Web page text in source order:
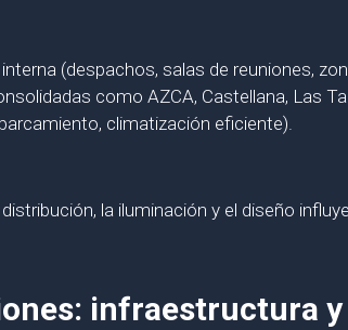
(despachos, salas de reuniones,
como AZCA, Castellana, Las
climatización eficiente).
la iluminación y el diseño
infraestructura